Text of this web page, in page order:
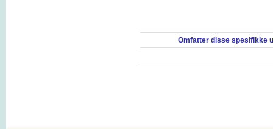
Omfatter disse spesifikke